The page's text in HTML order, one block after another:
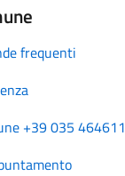
frequenti
+39 035 464611